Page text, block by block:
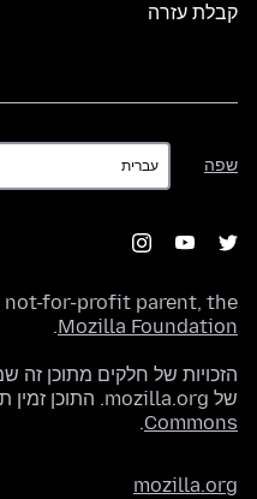
קבלת עזרה
שפה
שפה
not-for-profit parent, the
Mozilla Foundation
.
של mozilla.org. התוכן זמין תחת
Commons
.
mozilla.org